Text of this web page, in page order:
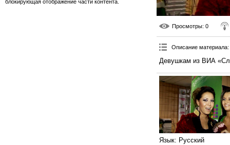
блокирующая отображение части контента.
Просмотры: 0
Описание материала:
Девушкам из ВИА
Язык: Русский